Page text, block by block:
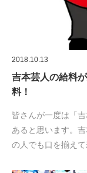
2018.10.13
吉本芸人の給料
料！
皆さんが一度は「
あると思います。
の人でも口を揃え